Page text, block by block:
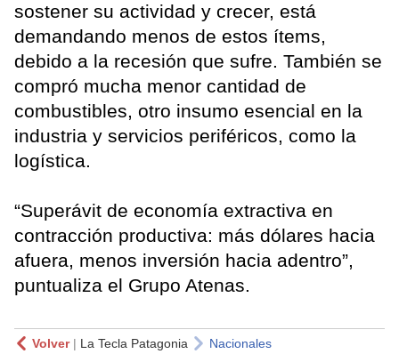
sostener su actividad y crecer, está
demandando menos de estos ítems,
debido a la recesión que sufre. También se
compró mucha menor cantidad de
combustibles, otro insumo esencial en la
industria y servicios periféricos, como la
logística.
“Superávit de economía extractiva en
contracción productiva: más dólares hacia
afuera, menos inversión hacia adentro”,
puntualiza el Grupo Atenas.
Volver| La Tecla Patagonia Nacionales